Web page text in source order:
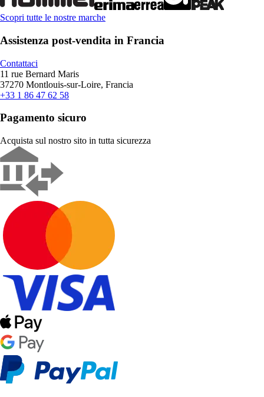
Scopri tutte le nostre marche
Assistenza post-vendita in Francia
Contattaci
11 rue Bernard Maris
37270 Montlouis-sur-Loire, Francia
+33 1 86 47 62 58
Pagamento sicuro
Acquista sul nostro sito in tutta sicurezza